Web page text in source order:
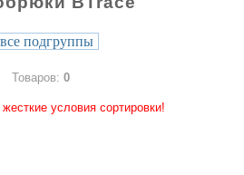
все подгруппы
Товаров: 0
условия сортировки!